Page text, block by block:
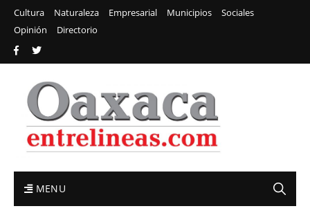
Cultura Naturaleza Empresarial Municipios
Sociales
Opinión
Directorio
MENU